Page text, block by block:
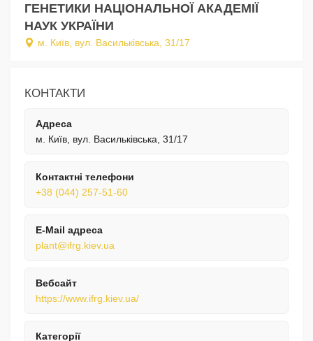
ГЕНЕТИКИ НАЦІОНАЛЬНОЇ АКАДЕМІЇ
НАУК УКРАЇНИ
м. Київ, вул. Васильківська, 31/17
КОНТАКТИ
Адреса
м. Київ, вул. Васильківська, 31/17
Контактні телефони
+38 (044) 257-51-60
E-Mail адреса
plant@ifrg.kiev.ua
Вебсайт
https://www.ifrg.kiev.ua/
Категорії